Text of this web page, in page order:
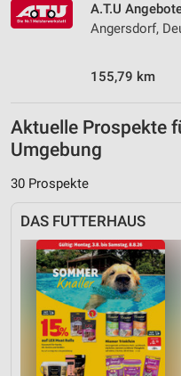
A.T.U
Angersdorf,
155,79 km
Aktuelle Prospekte
Umgebung
30 Prospekte
DAS FUTTERHAUS